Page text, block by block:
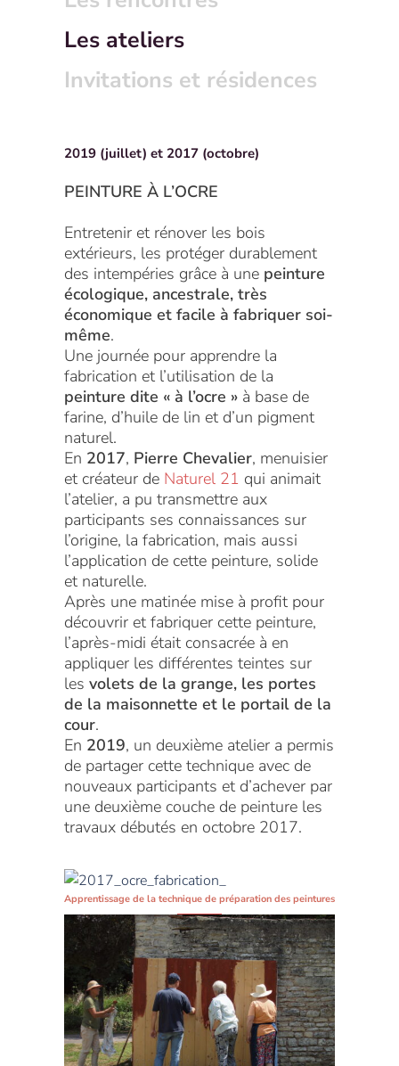
Les ateliers
Invitations et résidences
2019 (juillet) et 2017 (octobre)
PEINTURE À L’OCRE
Entretenir et rénover les bois
extérieurs, les protéger durablement
des intempéries grâce à une peinture
écologique, ancestrale, très
économique et facile à fabriquer soi-
même.
Une journée pour apprendre la
fabrication et l’utilisation de la
peinture dite « à l’ocre »à base de
farine, d’huile de lin et d’un pigment
naturel.
En 2017, Pierre Chevalier, menuisier
et créateur de Naturel 21 qui animait
l’atelier, a pu transmettre aux
participants ses connaissances sur
l’origine, la fabrication, mais aussi
l’application de cette peinture, solide
et naturelle.
Après une matinée mise à profit pour
découvrir et fabriquer cette peinture,
l’après-midi était consacrée à en
appliquer les différentes teintes sur
les volets de la grange, les portes
de la maisonnette et le portail de la
cour.
En 2019, un deuxième atelier a permis
de partager cette technique avec de
nouveaux participants et d’achever par
une deuxième couche de peinture les
travaux débutés en octobre 2017.
Apprentissage de la technique de préparation des peintures